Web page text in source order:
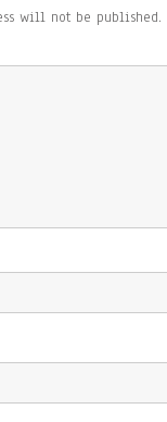
will not be published.